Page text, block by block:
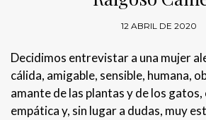
12 ABRIL DE 2020
Decidimos entrevistar a una mujer
cálida, amigable, sensible, humana,
amante de las plantas y de los
empática y, sin lugar a dudas, muy